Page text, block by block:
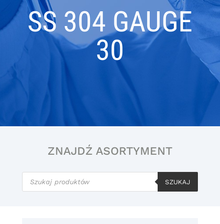
SS 304 GAUGE
30
ZNAJDŹ ASORTYMENT
Wyszukiwarka
produktów
SZUKAJ